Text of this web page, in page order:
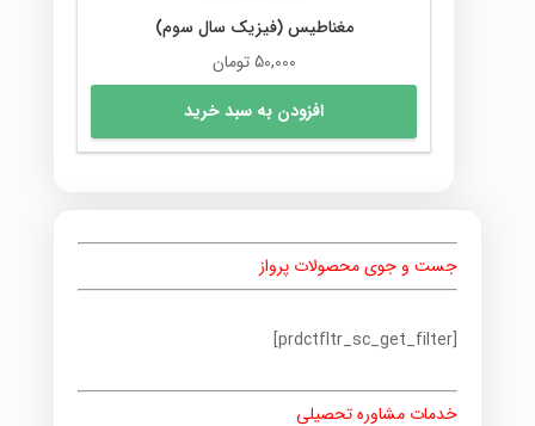
مغناطیس (فیزیک سال سوم)
50,000 تومان
افزودن به سبد خرید
جست و جوی محصولات پرواز
[prdctfltr_sc_get_filter]
خدمات مشاوره تحصیلی